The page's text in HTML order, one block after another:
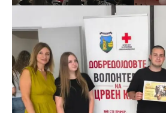
ЗНАЧЕЊЕ НА СЛУЖБАТА
ФОРМУЛАРИ ЗА
ЗДРАВСТВЕНО
ПРВА ПОМОШ
КРВОДАРИТЕЛСТВО